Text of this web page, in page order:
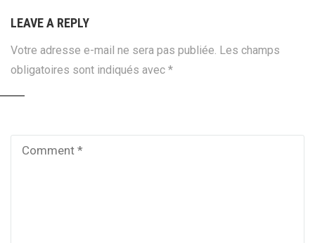
LEAVE A REPLY
Votre adresse e-mail ne sera pas publiée. Les champs
obligatoires sont indiqués avec *